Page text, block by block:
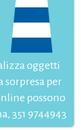
oggetti
sorpresa per
possono
351 9744943